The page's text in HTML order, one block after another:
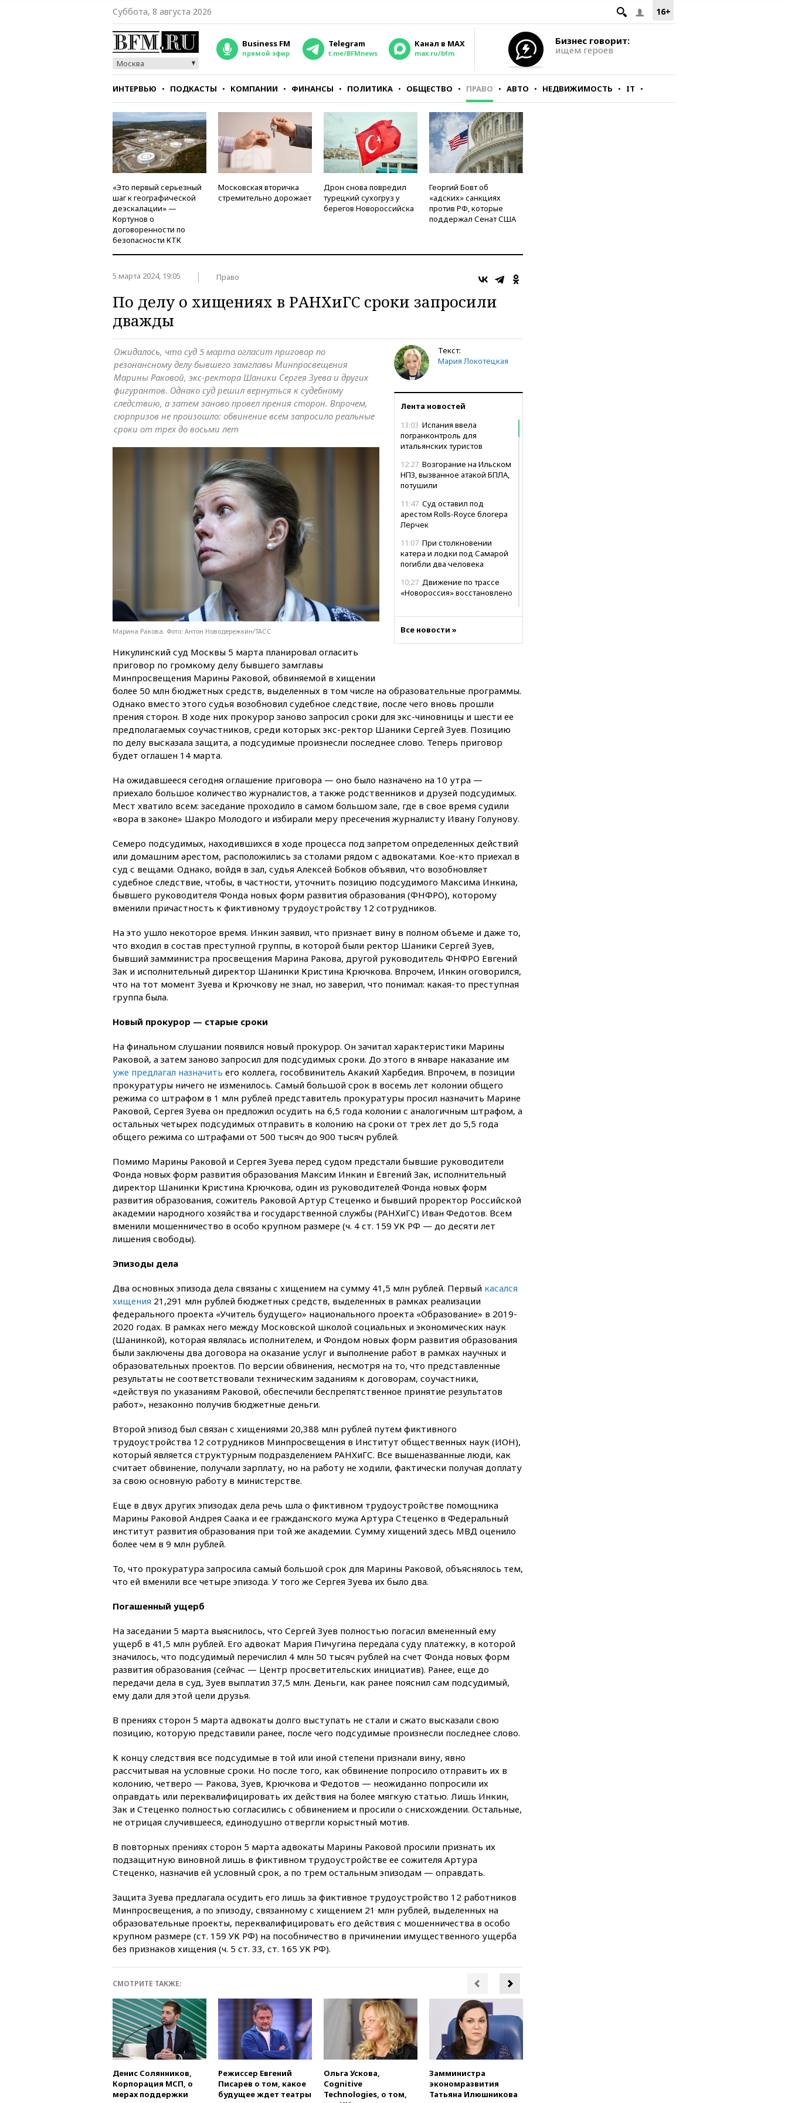
16+
Суббота, 8 августа 2026
Москва
Business FM
прямой эфир
Telegram
t.me/BFMnews
Канал в MAX
max.ru/bfm
Бизнес говорит:
ищем героев
ИНТЕРВЬЮ ПОДКАСТЫ КОМПАНИИ ФИНАНСЫ ПОЛИТИКА ОБЩЕСТВО ПРАВО АВТО НЕДВИЖИМОСТЬ IT
СТИЛЬ ТЕСТЫ
«Это первый серьезный
шаг к географической
деэскалации» —
Кортунов о
договоренности по
безопасности КТК
Московская вторичка
стремительно дорожает
Дрон снова повредил
турецкий сухогруз у
берегов Новороссийска
Георгий Бовт об
«адских» санкциях
против РФ, которые
поддержал Сенат США
5 марта 2024, 19:05 Право
По делу о хищениях в РАНХиГС сроки запросили
дважды
Текст:
Мария Локотецкая
Лента новостей
13:03 Испания ввела
погранконтроль для
итальянских туристов
12:27 Возгорание на Ильском
НПЗ, вызванное атакой БПЛА,
потушили
11:47 Суд оставил под
арестом Rolls-Royce блогера
Лерчек
11:07 При столкновении
катера и лодки под Самарой
погибли два человека
10:27 Движение по трассе
«Новороссия» восстановлено
территорией РФ
08:57Собянин сообщил о
девяти БПЛА, сбитых на
подлете к Москве
08:42Силы ПВО сбили почти
400 БПЛА над российскими
белорусов покупать избы в
07:30 Нигерия стала
крупнейшим поставщиком
06:30США и Колумбия
обсуждают координацию
усилий против наркотрафика
05:30ВМС Испании усилили
присутствие в Сеуте на фоне
миграционного кризиса
качество жилья в Нью-Йорке и
России
02:30 Трамп попросил
отпустить его с круглого стола
в Госдепе, чтобы «вести
00:30
FT: ЕС не готов принять в
блок Украину из-за уровня
коррупции
Лукашенко
объяснил экономическую
выгоду безвизового режима с
ЕС
Москве вернут утраченную
скульптуру балерины
вчера, 22:45Литовец
протаранил погранпункт при
попытке попасть в Россию
вчера, 22:28 Бессент
получили ножевые ранения
при нападении в Чехии
вчера, 22:00
выделить средства на новые
РЛС для Белгородской
области
вчера, 21:56The Atlantic: Маск
отказал Украине в
использовании Starlink для
складе в Брянске возбудили
уголовное дело
вчера, 21:26 Лидеры сборной
РФ по гимнастике получили
вчера, 21:15 Пентагон
опубликовал 16 новых видео с
НЛО
свыше 6,5 тысячи грузовиков
вчера, 20:53
вчера, 20:45 ПВО за день
сбила еще 75 украинских
беспилотников над Россией
вчера, 20:35Велосипедист
погиб при атаке FPV-дрона в
Белгородской области
заочно арестовали по делу о
экстремизма
вчера, 20:20 Суд США
постановил остановить
строительство бального зала в
Белом доме
вчера, 20:15Сенат США
одобрил ужесточение
санкций против России и
вчера, 20:00 СК возбудил дело
против журналистки Катерины
Гордеевой о фейках о ВС
вчера, 19:45
ISU предоставил
нейтральный статус
фигуристкам Валиевой и
Трусовой
впервые совершил
погибла во Французских
Альпах
вчера, 19:00Открытое
горение на складе в Брянске
ликвидировано
вчера, 18:55Минобороны
отчиталось об ударах по двум
украинским сухогрузам в
Все новости »
Ожидалось, что суд 5 марта огласит приговор по
резонансному делу бывшего замглавы Минпросвещения
Марины Раковой, экс-ректора Шаники Сергея Зуева и других
фигурантов. Однако суд решил вернуться к судебному
следствию, а затем заново провел прения сторон. Впрочем,
сюрпризов не произошло: обвинение всем запросило реальные
сроки от трех до восьми лет
Марина Ракова. Фото: Антон Новодережкин/ТАСС
Никулинский суд Москвы 5 марта планировал огласить
приговор по громкому делу бывшего замглавы
Минпросвещения Марины Раковой, обвиняемой в хищении
более 50 млн бюджетных средств, выделенных в том числе на образовательные программы.
Однако вместо этого судья возобновил судебное следствие, после чего вновь прошли
прения сторон. В ходе них прокурор заново запросил сроки для экс-чиновницы и шести ее
предполагаемых соучастников, среди которых экс-ректор Шаники Сергей Зуев. Позицию
по делу высказала защита, а подсудимые произнесли последнее слово. Теперь приговор
будет оглашен 14 марта.
На ожидавшееся сегодня оглашение приговора — оно было назначено на 10 утра —
приехало большое количество журналистов, а также родственников и друзей подсудимых.
Мест хватило всем: заседание проходило в самом большом зале, где в свое время судили
«вора в законе» Шакро Молодого и избирали меру пресечения журналисту Ивану Голунову.
Семеро подсудимых, находившихся в ходе процесса под запретом определенных действий
или домашним арестом, расположились за столами рядом с адвокатами. Кое-кто приехал в
суд с вещами. Однако, войдя в зал, судья Алексей Бобков объявил, что возобновляет
судебное следствие, чтобы, в частности, уточнить позицию подсудимого Максима Инкина,
бывшего руководителя Фонда новых форм развития образования (ФНФРО), которому
вменили причастность к фиктивному трудоустройству 12 сотрудников.
На это ушло некоторое время. Инкин заявил, что признает вину в полном объеме и даже то,
что входил в состав преступной группы, в которой были ректор Шаники Сергей Зуев,
бывший замминистра просвещения Марина Ракова, другой руководитель ФНФРО Евгений
Зак и исполнительный директор Шанинки Кристина Крючкова. Впрочем, Инкин оговорился,
что на тот момент Зуева и Крючкову не знал, но заверил, что понимал: какая-то преступная
группа была.
Новый прокурор — старые сроки
На финальном слушании появился новый прокурор. Он зачитал характеристики Марины
Раковой, а затем заново запросил для подсудимых сроки. До этого в январе наказание им
уже предлагал назначить его коллега, гособвинитель Акакий Харбедия. Впрочем, в позиции
прокуратуры ничего не изменилось. Самый большой срок в восемь лет колонии общего
режима со штрафом в 1 млн рублей представитель прокуратуры просил назначить Марине
Раковой, Сергея Зуева он предложил осудить на 6,5 года колонии с аналогичным штрафом, а
остальных четырех подсудимых отправить в колонию на сроки от трех лет до 5,5 года
общего режима со штрафами от 500 тысяч до 900 тысяч рублей.
Помимо Марины Раковой и Сергея Зуева перед судом предстали бывшие руководители
Фонда новых форм развития образования Максим Инкин и Евгений Зак, исполнительный
директор Шанинки Кристина Крючкова, один из руководителей Фонда новых форм
развития образования, сожитель Раковой Артур Стеценко и бывший проректор Российской
академии народного хозяйства и государственной службы (РАНХиГС) Иван Федотов. Всем
вменили мошенничество в особо крупном размере (ч. 4 ст. 159 УК РФ — до десяти лет
лишения свободы).
Эпизоды дела
Два основных эпизода дела связаны с хищением на сумму 41,5 млн рублей. Первый касался
хищения 21,291 млн рублей бюджетных средств, выделенных в рамках реализации
федерального проекта «Учитель будущего» национального проекта «Образование» в 2019-
2020 годах. В рамках него между Московской школой социальных и экономических наук
(Шанинкой), которая являлась исполнителем, и Фондом новых форм развития образования
были заключены два договора на оказание услуг и выполнение работ в рамках научных и
образовательных проектов. По версии обвинения, несмотря на то, что представленные
результаты не соответствовали техническим заданиям к договорам, соучастники,
«действуя по указаниям Раковой, обеспечили беспрепятственное принятие результатов
работ», незаконно получив бюджетные деньги.
Второй эпизод был связан с хищениями 20,388 млн рублей путем фиктивного
трудоустройства 12 сотрудников Минпросвещения в Институт общественных наук (ИОН),
который является структурным подразделением РАНХиГС. Все вышеназванные люди, как
считает обвинение, получали зарплату, но на работу не ходили, фактически получая доплату
за свою основную работу в министерстве.
Еще в двух других эпизодах дела речь шла о фиктивном трудоустройстве помощника
Марины Раковой Андрея Саака и ее гражданского мужа Артура Стеценко в Федеральный
институт развития образования при той же академии. Сумму хищений здесь МВД оценило
более чем в 9 млн рублей.
То, что прокуратура запросила самый большой срок для Марины Раковой, объяснялось тем,
что ей вменили все четыре эпизода. У того же Сергея Зуева их было два.
Погашенный ущерб
На заседании 5 марта выяснилось, что Сергей Зуев полностью погасил вмененный ему
ущерб в 41,5 млн рублей. Его адвокат Мария Пичугина передала суду платежку, в которой
значилось, что подсудимый перечислил 4 млн 50 тысяч рублей на счет Фонда новых форм
развития образования (сейчас — Центр просветительских инициатив). Ранее, еще до
передачи дела в суд, Зуев выплатил 37,5 млн. Деньги, как ранее пояснил сам подсудимый,
ему дали для этой цели друзья.
В прениях сторон 5 марта адвокаты долго выступать не стали и сжато высказали свою
позицию, которую представили ранее, после чего подсудимые произнесли последнее слово.
К концу следствия все подсудимые в той или иной степени признали вину, явно
рассчитывая на условные сроки. Но после того, как обвинение попросило отправить их в
колонию, четверо — Ракова, Зуев, Крючкова и Федотов — неожиданно попросили их
оправдать или переквалифицировать их действия на более мягкую статью. Лишь Инкин,
Зак и Стеценко полностью согласились с обвинением и просили о снисхождении. Остальные,
не отрицая случившееся, единодушно отвергли корыстный мотив.
В повторных прениях сторон 5 марта адвокаты Марины Раковой просили признать их
подзащитную виновной лишь в фиктивном трудоустройстве ее сожителя Артура
Стеценко, назначив ей условный срок, а по трем остальным эпизодам — оправдать.
Защита Зуева предлагала осудить его лишь за фиктивное трудоустройство 12 работников
Минпросвещения, а по эпизоду, связанному с хищением 21 млн рублей, выделенных на
образовательные проекты, переквалифицировать его действия с мошенничества в особо
крупном размере (ст. 159 УК РФ) на пособничество в причинении имущественного ущерба
без признаков хищения (ч. 5 ст. 33, ст. 165 УК РФ).
СМОТРИТЕ ТАКЖЕ:
Денис Солянников,
Корпорация МСП, о
мерах поддержки
Режиссер Евгений
Писарев о том, какое
будущее ждет театры
Ольга Ускова,
Cognitive
Technologies, о том,
Замминистра
экономразвития
Татьяна Илюшникова